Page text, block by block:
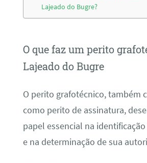
Lajeado do Bugre?
O que faz um perito
Lajeado do Bugre
O perito grafotécnico, também
como perito de assinatura,
papel essencial na
e na determinação de sua